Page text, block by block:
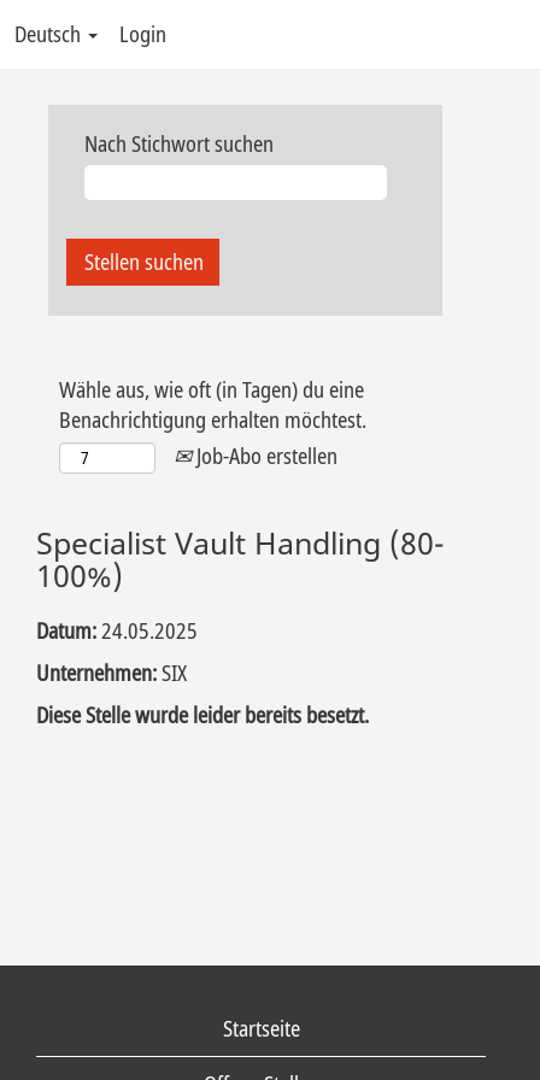
Deutsch Login
Nach Stichwort suchen
Wähle aus, wie oft (in Tagen) du eine
Benachrichtigung erhalten möchtest.
Job-Abo erstellen
Specialist Vault Handling (80-
100%)
Datum: 24.05.2025
Unternehmen:SIX
Diese Stelle wurde leider bereits besetzt.
Startseite